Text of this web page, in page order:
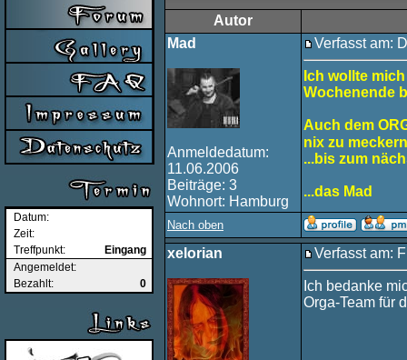
Datum:
Zeit:
Treffpunkt:
Eingang
Angemeldet:
Bezahlt:
0
Autor
Mad
Anmeldedatum:
11.06.2006
Beiträge: 3
Wohnort: Hamburg
Verfasst am:
Ich wollte
Wochenende
Auch dem
nix zu
...bis zum
...das Mad
Nach oben
xelorian Verfasst am:
Ich bedanke
Orga-Team für